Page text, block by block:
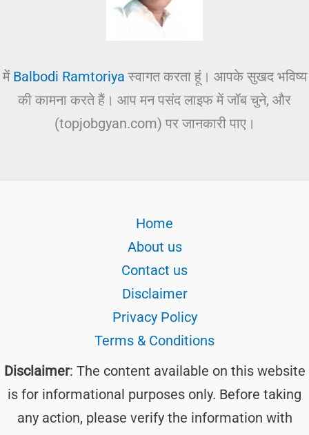
में Balbodi Ramtoriya स्वागत करता हूं। आपके सुखद भविष्य
की कामना करते हैं। आप मन पसंद लाइफ में जॉब चुने, और
(topjobgyan.com) पर जानकारी पाए।
Home
About us
Contact us
Disclaimer
Privacy Policy
Terms & Conditions
Disclaimer: The content available on this website
is for informational purposes only. Before taking
any action, please verify the information with